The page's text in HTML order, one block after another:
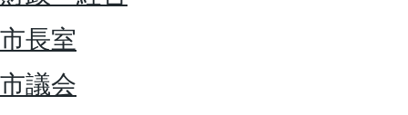
市長室
市議会